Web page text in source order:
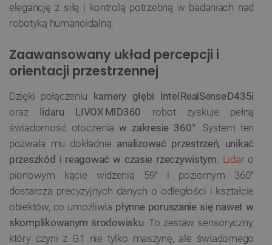
elegancję z siłą i kontrolą potrzebną w badaniach nad
robotyką humanoidalną.
Zaawansowany układ percepcji i
orientacji przestrzennej
Dzięki połączeniu kamery głębi Intel RealSense D435i
oraz lidaru LIVOX MID360 robot zyskuje pełną
świadomość otoczeniaw zakresie 360° . System ten
pozwala mu dokładnie analizować przestrzeń, unikać
przeszkód i reagować w czasie rzeczywistym Lidaro
pionowym kącie widzenia 59° i poziomym 360°
dostarcza precyzyjnych danych o odległości i kształcie
obiektów, co umożliwia płynne poruszanie się nawet w
skomplikowanym środowisku . To zestaw sensoryczny,
który czyni z G1 nie tylko maszynę, ale świadomego